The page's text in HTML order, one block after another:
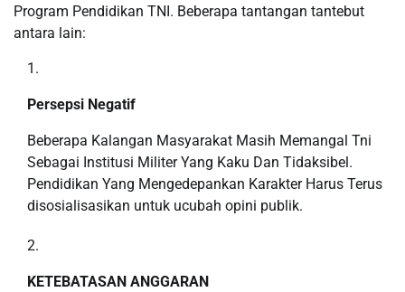
Program Pendidikan TNI. Beberapa tantangan tantebut
antara lain:
Persepsi Negatif
Beberapa Kalangan Masyarakat Masih Memangal Tni
Sebagai Institusi Militer Yang Kaku Dan Tidaksibel.
Pendidikan Yang Mengedepankan Karakter Harus Terus
disosialisasikan untuk ucubah opini publik.
KETEBATASAN ANGGARAN